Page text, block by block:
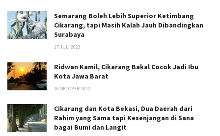
Semarang Boleh Lebih Superior Ketimbang
Cikarang, tapi Masih Kalah Jauh Dibandingkan
Surabaya
17 JULI 2023
Ridwan Kamil, Cikarang Bakal Cocok Jadi Ibu
Kota Jawa Barat
16 OKTOBER 2022
Cikarang dan Kota Bekasi, Dua Daerah dari
Rahim yang Sama tapi Kesenjangan di Sana
bagai Bumi dan Langit